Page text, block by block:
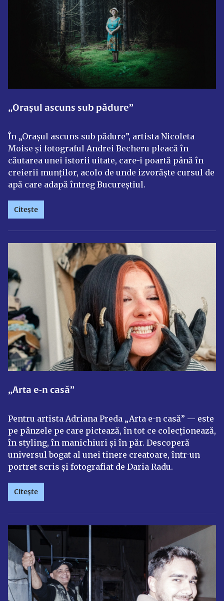
„Orașul ascuns sub pădure”
În „Orașul ascuns sub pădure”, artista Nicoleta
Moise și fotograful Andrei Becheru pleacă în
căutarea unei istorii uitate, care-i poartă până în
creierii munților, acolo de unde izvorăște cursul de
apă care adapă întreg Bucureștiul.
Citește
„Arta e-n casă”
Pentru artista Adriana Preda „Arta e-n casă” — este
pe pânzele pe care pictează, în tot ce colecționează,
în styling, în manichiuri și în păr. Descoperă
universul bogat al unei tinere creatoare, într-un
portret scris și fotografiat de Daria Radu.
Citește